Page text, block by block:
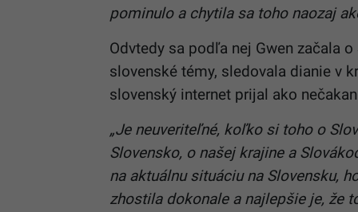
pominulo a chytila sa toho naozaj
Odvtedy sa podľa nej Gwen začala
slovenské témy, sledovala dianie v
slovenský internet prijal ako
„Je neuveriteľné, koľko si toho o
Slovensko, o našej krajine a
na aktuálnu situáciu na Slovensku,
zhostila dokonale a najlepšie je, že